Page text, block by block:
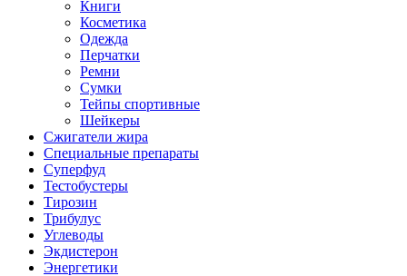
Книги
Косметика
Одежда
Перчатки
Ремни
Сумки
Тейпы спортивные
Шейкеры
Сжигатели жира
Специальные препараты
Суперфуд
Тестобустеры
Тирозин
Трибулус
Углеводы
Экдистерон
Энергетики